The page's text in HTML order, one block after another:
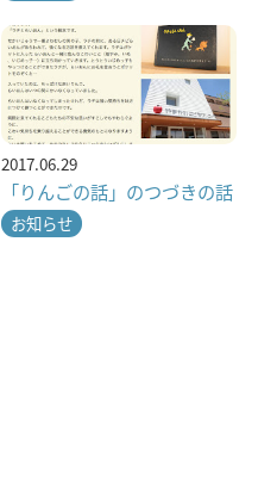
2017.06.29
「りんごの話」のつづきの話
お知らせ